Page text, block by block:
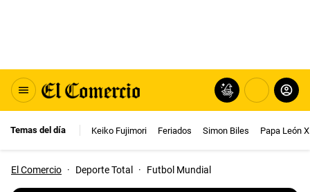
Temas del día Keiko Fujimori Feriados Simon Biles Papa León
El Comercio · Deporte Total · Futbol Mundial